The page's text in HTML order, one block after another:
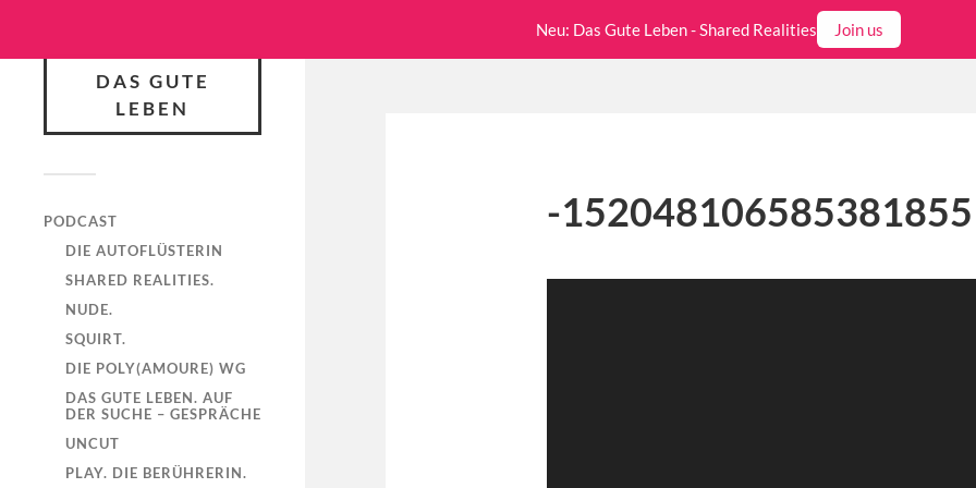
DAS GUTE
LEBEN
PODCAST
DIE AUTOFLÜSTERIN
SHARED REALITIES.
NUDE.
SQUIRT.
DIE POLY(AMOURE) WG
DAS GUTE LEBEN. AUF
DER SUCHE – GESPRÄCHE
UNCUT
PLAY. DIE BERÜHRERIN.
-
Neu: Das Gute Leben - Shared Realities Join us